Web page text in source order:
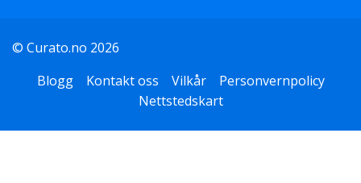
© Curato.no 2026
Blogg
Kontakt oss Vilkår
Personvernpolicy
Nettstedskart